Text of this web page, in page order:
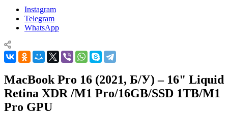
Instagram
Telegram
WhatsApp
MacBook Pro 16 (2021, Б/У) – 16" Liquid
Retina XDR /M1 Pro/16GB/SSD 1TB/M1
Pro GPU